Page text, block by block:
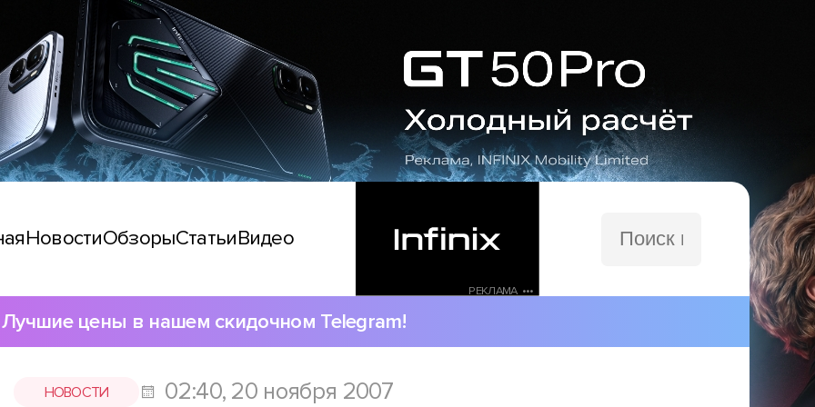
НовостиОбзорыСтатьиВидео
РЕКЛАМА •••
сайту
Лучшие цены в нашем скидочном Telegram!
НОВОСТИ 02:40, 20 ноября 2007